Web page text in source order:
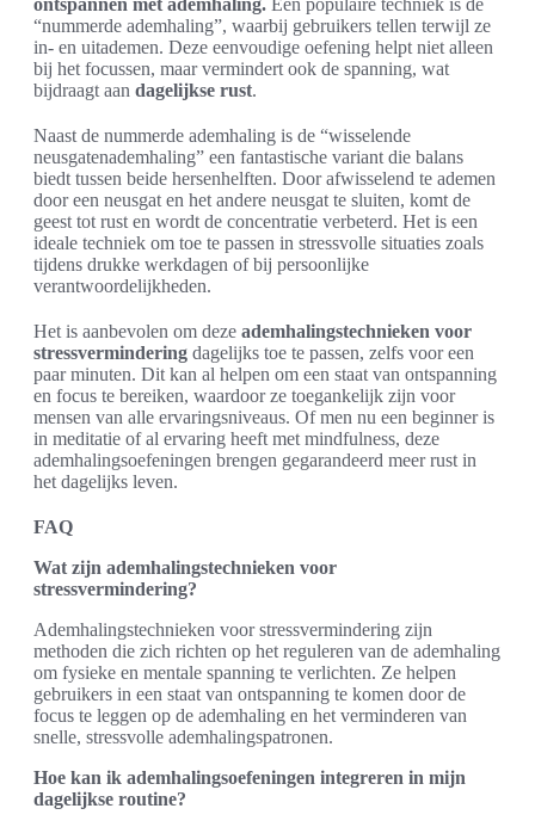
“nummerde ademhaling”, waarbij gebruikers tellen terwijl ze
in- en uitademen. Deze eenvoudige oefening helpt niet alleen
bij het focussen, maar vermindert ook de spanning, wat
bijdraagt aan dagelijkse rust.
Naast de nummerde ademhaling is de “wisselende
neusgatenademhaling” een fantastische variant die balans
biedt tussen beide hersenhelften. Door afwisselend te ademen
door een neusgat en het andere neusgat te sluiten, komt de
geest tot rust en wordt de concentratie verbeterd. Het is een
ideale techniek om toe te passen in stressvolle situaties zoals
tijdens drukke werkdagen of bij persoonlijke
verantwoordelijkheden.
Het is aanbevolen om deze ademhalingstechnieken voor
stressvermindering dagelijks toe te passen, zelfs voor een
paar minuten. Dit kan al helpen om een staat van ontspanning
en focus te bereiken, waardoor ze toegankelijk zijn voor
mensen van alle ervaringsniveaus. Of men nu een beginner is
in meditatie of al ervaring heeft met mindfulness, deze
ademhalingsoefeningen brengen gegarandeerd meer rust in
het dagelijks leven.
FAQ
Wat zijn ademhalingstechnieken voor
stressvermindering?
Ademhalingstechnieken voor stressvermindering zijn
methoden die zich richten op het reguleren van de ademhaling
om fysieke en mentale spanning te verlichten. Ze helpen
gebruikers in een staat van ontspanning te komen door de
focus te leggen op de ademhaling en het verminderen van
snelle, stressvolle ademhalingspatronen.
Hoe kan ik ademhalingsoefeningen integreren in mijn
dagelijkse routine?